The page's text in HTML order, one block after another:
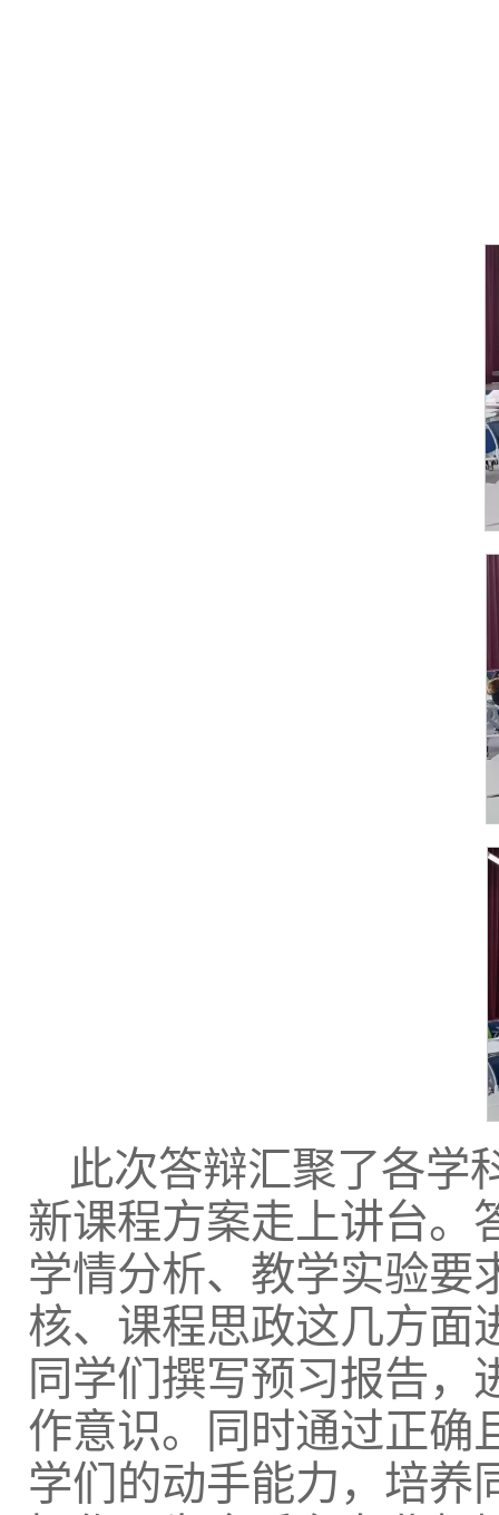
此次答辩汇聚了各学
新课程方案走上讲台。
学情分析、教学实验要
核、课程思政这几方面
同学们撰写预习报告
作意识。同时通过正确
学们的动手能力，培养